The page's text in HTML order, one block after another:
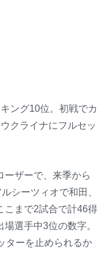
ング10位。初戦でカ
クライナにフルセッ
ーザーで、来季から
シーツィオで和田、
こまで2試合で計46得
選手中3位の数字。
ターを止められるか